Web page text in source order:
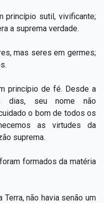
princípio sutil, vivificante;
a suprema verdade.
mas seres em germes;
princípio de fé. Desde a
dias, seu nome não
o bom de todos os
as virtudes da
suprema.
formados da matéria
não havia senão um